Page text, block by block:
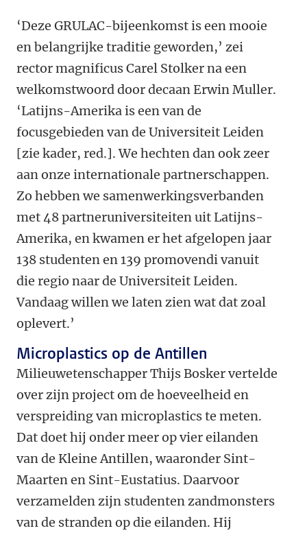
‘Deze GRULAC-bijeenkomst is een mooie
en belangrijke traditie geworden,’ zei
rector magnificus Carel Stolker na een
welkomstwoord door decaan Erwin Muller.
‘Latijns-Amerika is een van de
focusgebieden van de Universiteit Leiden
[zie kader, red.]. We hechten dan ook zeer
aan onze internationale partnerschappen.
Zo hebben we samenwerkingsverbanden
met 48 partneruniversiteiten uit Latijns-
Amerika, en kwamen er het afgelopen jaar
138 studenten en 139 promovendi vanuit
die regio naar de Universiteit Leiden.
Vandaag willen we laten zien wat dat zoal
oplevert.’
Microplastics op de Antillen
Milieuwetenschapper Thijs Bosker vertelde
over zijn project om de hoeveelheid en
verspreiding van microplastics te meten.
Dat doet hij onder meer op vier eilanden
van de Kleine Antillen, waaronder Sint-
Maarten en Sint-Eustatius. Daarvoor
verzamelden zijn studenten zandmonsters
van de stranden op die eilanden. Hij